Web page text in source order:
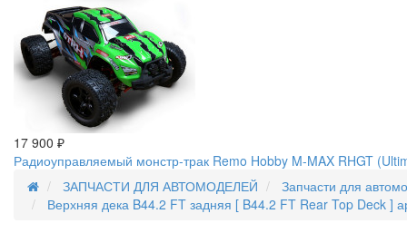
17 900 ₽
Радиоуправляемый монстр-трак Remo Hobby M-MAX RHGT
ЗАПЧАСТИ ДЛЯ АВТОМОДЕЛЕЙ
Запчасти для
Верхняя дека B44.2 FT задняя [ B44.2 FT Rear Top Deck ]